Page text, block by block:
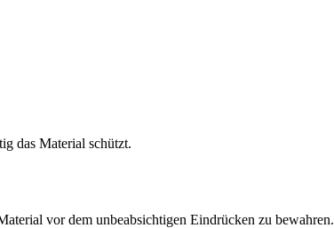
das Material schützt.
vor dem unbeabsichtigen Eindrücken zu bewahren.